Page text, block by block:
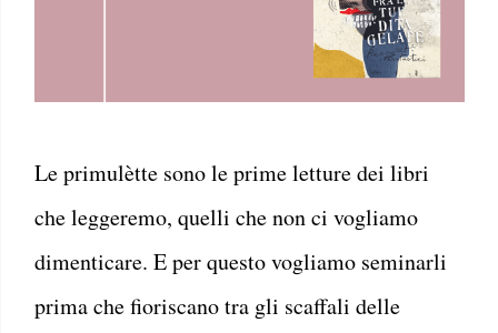
Le primulètte sono le prime letture dei libri
che leggeremo, quelli che non ci vogliamo
dimenticare. E per questo vogliamo seminarli
prima che fioriscano tra gli scaffali delle